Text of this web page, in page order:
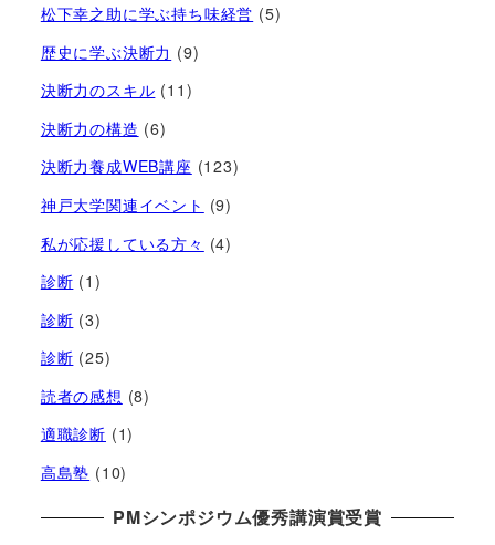
松下幸之助に学ぶ持ち味経営 (5)
歴史に学ぶ決断力 (9)
決断力のスキル (11)
決断力の構造 (6)
決断力養成WEB講座 (123)
神戸大学関連イベント (9)
私が応援している方々 (4)
診断 (1)
診断 (3)
診断 (25)
読者の感想 (8)
適職診断 (1)
高島塾 (10)
PMシンポジウム優秀講演賞受賞